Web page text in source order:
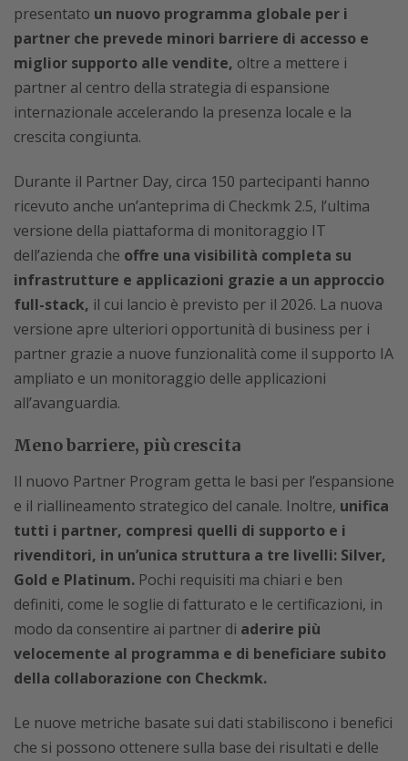
presentato un nuovo programma globale per i
partner che prevede minori barriere di accesso e
miglior supporto alle vendite, oltre a mettere i
partner al centro della strategia di espansione
internazionale accelerando la presenza locale e la
crescita congiunta.
Durante il Partner Day, circa 150 partecipanti hanno
ricevuto anche un’anteprima di Checkmk 2.5, l’ultima
versione della piattaforma di monitoraggio IT
dell’azienda che offre una visibilità completa su
infrastrutture e applicazioni grazie a un approccio
full-stack, il cui lancio è previsto per il 2026. La nuova
versione apre ulteriori opportunità di business per i
partner grazie a nuove funzionalità come il supporto IA
ampliato e un monitoraggio delle applicazioni
all’avanguardia.
Meno barriere, più crescita
Il nuovo Partner Program getta le basi per l’espansione
e il riallineamento strategico del canale. Inoltre, unifica
tutti i partner, compresi quelli di supporto e i
rivenditori, in un’unica struttura a tre livelli: Silver,
Gold e Platinum. Pochi requisiti ma chiari e ben
definiti, come le soglie di fatturato e le certificazioni, in
modo da consentire ai partner di aderire più
velocemente al programma e di beneficiare subito
della collaborazione con Checkmk.
Le nuove metriche basate sui dati stabiliscono i benefici
che si possono ottenere sulla base dei risultati e delle